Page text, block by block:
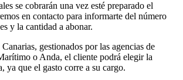
se cobrarán una vez esté preparado el
en contacto para informarte del número
y la cantidad a abonar.
gestionados por las agencias de
o Anda, el cliente podrá elegir la
ya que el gasto corre a su cargo.